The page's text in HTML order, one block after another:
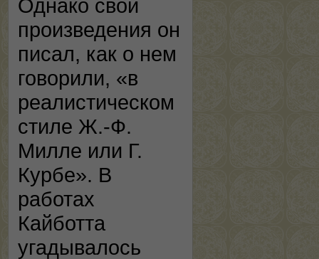
Однако свои
произведения он
писал, как о нем
говорили, «в
реалистическом
стиле Ж.-Ф.
Милле или Г.
Курбе». В
работах
Кайботта
угадывалось